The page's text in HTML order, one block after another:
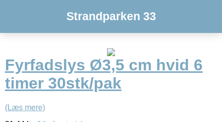
Strandparken 33
Fyrfadslys Ø3,5 cm hvid 6
timer 30stk/pak
(Læs mere)